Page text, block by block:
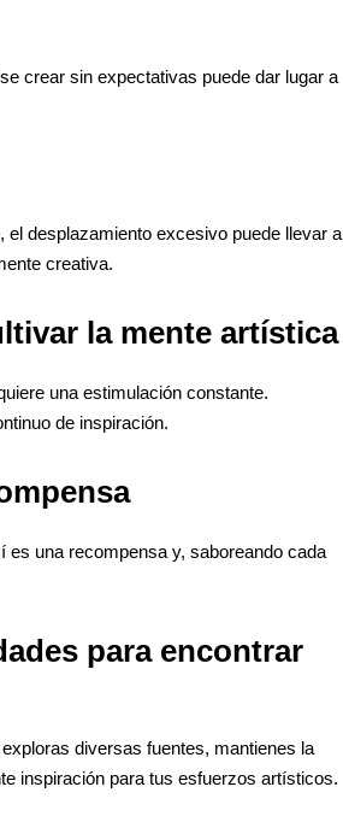
crear sin expectativas puede dar lugar a
desplazamiento excesivo puede llevar a
creativa.
la mente artística
una estimulación constante.
de inspiración.
es una recompensa y, saboreando cada
para encontrar
diversas fuentes, mantienes la
inspiración para tus esfuerzos artísticos.